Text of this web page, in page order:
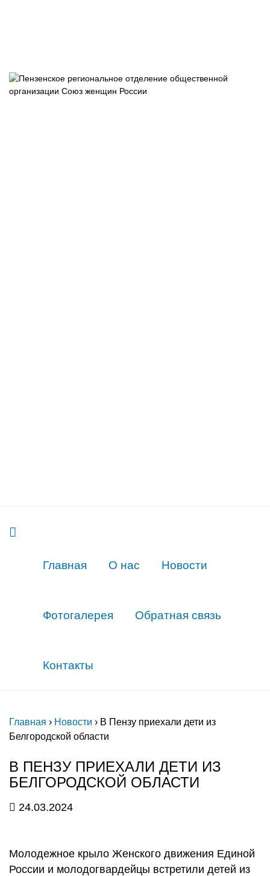
Главная О нас Новости
Фотогалерея Обратная связь
Контакты
Главная › Новости › В Пензу приехали дети из
Белгородской области
В ПЕНЗУ ПРИЕХАЛИ ДЕТИ ИЗ
БЕЛГОРОДСКОЙ ОБЛАСТИ
24.03.2024
Молодежное крыло Женского движения Единой
России и молодогвардейцы встретили детей из